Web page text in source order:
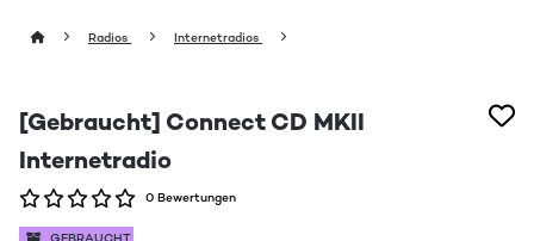
Radios Internetradios
[Gebraucht] Connect CD MKII
Internetradio
0 Bewertungen